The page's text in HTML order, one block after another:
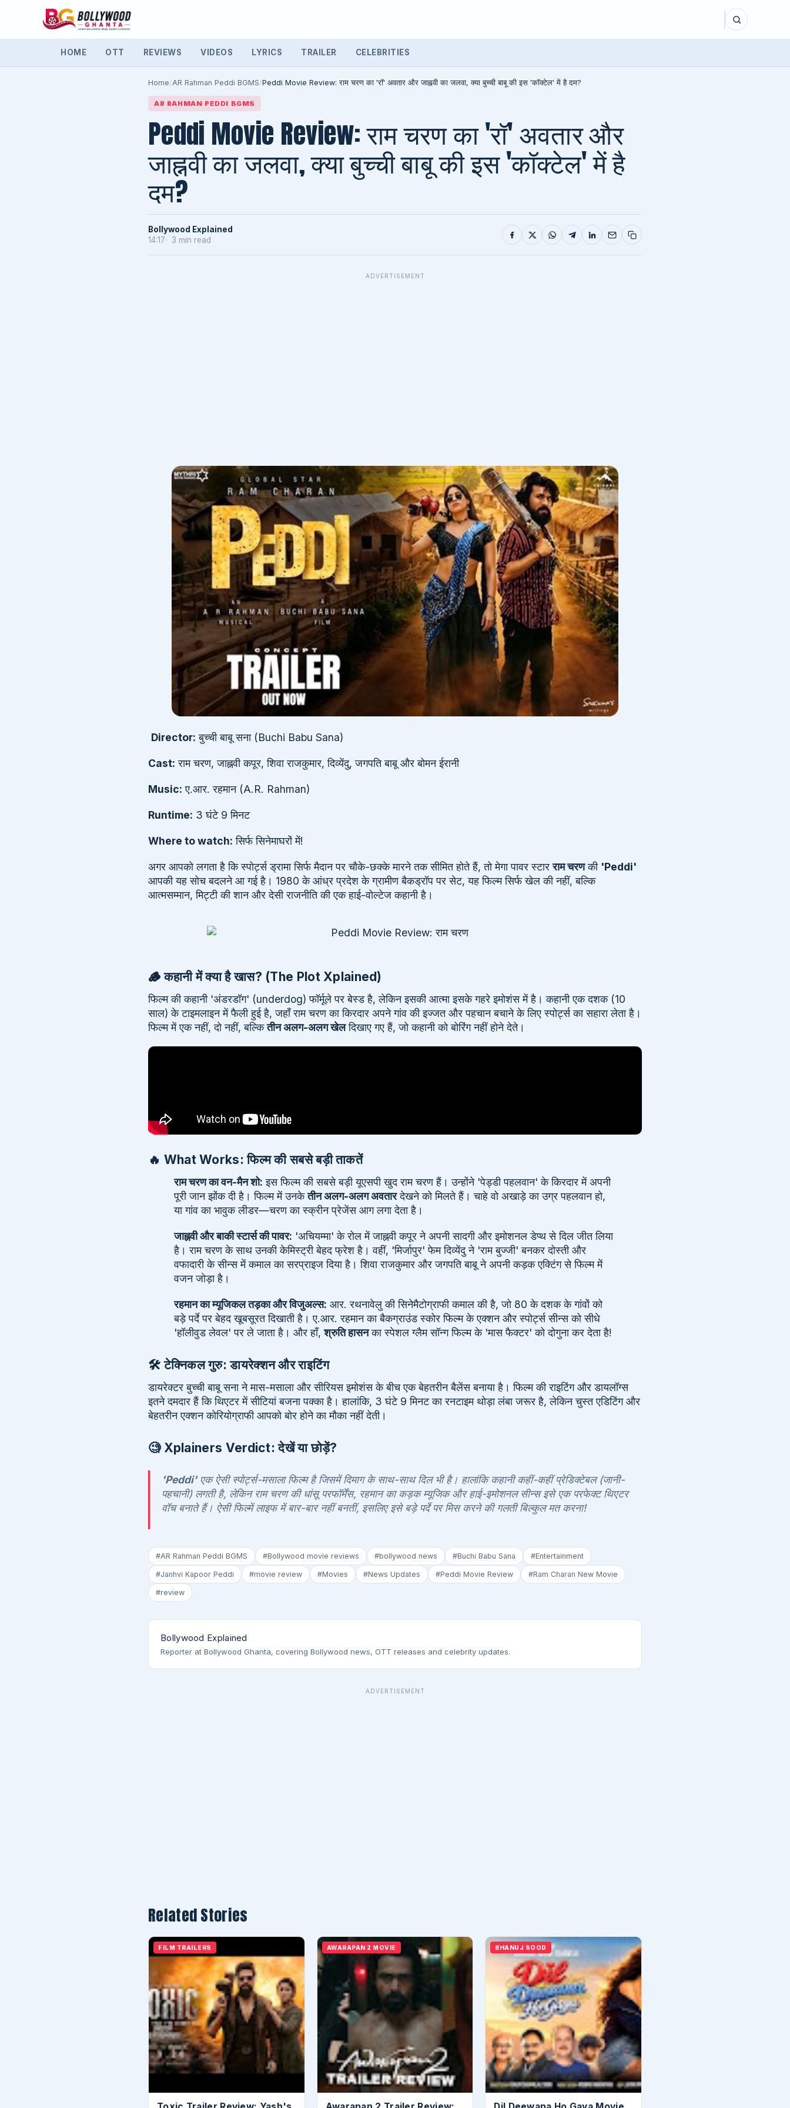
HOME OTT REVIEWS VIDEOS LYRICS TRAILER CELEBRITIES
Home/AR Rahman Peddi BGMS/Peddi Movie Review: राम चरण का 'रॉ' अवतार और जाह्नवी का जलवा, क्या बुच्ची बाबू की इस 'कॉक्टेल' में है दम?
AR RAHMAN PEDDI BGMS
Peddi Movie Review: राम चरण का 'रॉ' अवतार और
जाह्नवी का जलवा, क्या बुच्ची बाबू की इस 'कॉक्टेल' में है
दम?
Bollywood Explained
14:17
3 min read
ADVERTISEMENT
Director: बुच्ची बाबू सना (Buchi Babu Sana)
Cast: राम चरण, जाह्नवी कपूर, शिवा राजकुमार, दिव्येंदु, जगपति बाबू और बोमन ईरानी
Music: ए.आर. रहमान (A.R. Rahman)
Runtime: 3 घंटे 9 मिनट
Where to watch: सिर्फ सिनेमाघरों में!
अगर आपको लगता है कि स्पोर्ट्स ड्रामा सिर्फ मैदान पर चौके-छक्के मारने तक सीमित होते हैं, तो मेगा पावर स्टारराम चरणकी 'Peddi'
आपकी यह सोच बदलने आ गई है। 1980 के आंध्र प्रदेश के ग्रामीण बैकड्रॉप पर सेट, यह फिल्म सिर्फ खेल की नहीं, बल्कि
आत्मसम्मान, मिट्टी की शान और देसी राजनीति की एक हाई-वोल्टेज कहानी है।
🪵 कहानी में क्या है खास? (The Plot Xplained)
फिल्म की कहानी 'अंडरडॉग' (underdog) फॉर्मूले पर बेस्ड है, लेकिन इसकी आत्मा इसके गहरे इमोशंस में है। कहानी एक दशक (10
साल) के टाइमलाइन में फैली हुई है, जहाँ राम चरण का किरदार अपने गांव की इज्जत और पहचान बचाने के लिए स्पोर्ट्स का सहारा लेता है।
फिल्म में एक नहीं, दो नहीं, बल्कितीन अलग-अलग खेलदिखाए गए हैं, जो कहानी को बोरिंग नहीं होने देते।
🔥 What Works: फिल्म की सबसे बड़ी ताकतें
राम चरण का वन-मैन शो: इस फिल्म की सबसे बड़ी यूएसपी खुद राम चरण हैं। उन्होंने 'पेड्डी पहलवान' के किरदार में अपनी
पूरी जान झोंक दी है। फिल्म में उनकेतीन अलग-अलग अवतारदेखने को मिलते हैं। चाहे वो अखाड़े का उग्र पहलवान हो,
या गांव का भावुक लीडर—चरण का स्क्रीन प्रेजेंस आग लगा देता है।
जाह्नवी और बाकी स्टार्स की पावर: 'अचियम्मा' के रोल में जाह्नवी कपूर ने अपनी सादगी और इमोशनल डेप्थ से दिल जीत लिया
है। राम चरण के साथ उनकी केमिस्ट्री बेहद फ्रेश है। वहीं, 'मिर्जापुर' फेम दिव्येंदु ने 'राम बुज्जी' बनकर दोस्ती और
वफादारी के सीन्स में कमाल का सरप्राइज दिया है। शिवा राजकुमार और जगपति बाबू ने अपनी कड़क एक्टिंग से फिल्म में
वजन जोड़ा है।
रहमान का म्यूजिकल तड़का और विजुअल्स: आर. रथनावेलु की सिनेमैटोग्राफी कमाल की है, जो 80 के दशक के गांवों को
बड़े पर्दे पर बेहद खूबसूरत दिखाती है। ए.आर. रहमान का बैकग्राउंड स्कोर फिल्म के एक्शन और स्पोर्ट्स सीन्स को सीधे
'हॉलीवुड लेवल' पर ले जाता है। और हाँ,श्रुति हासनका स्पेशल ग्लैम सॉन्ग फिल्म के 'मास फैक्टर' को दोगुना कर देता है!
🛠️ टेक्निकल गुरु: डायरेक्शन और राइटिंग
डायरेक्टर बुच्ची बाबू सना ने मास-मसाला और सीरियस इमोशंस के बीच एक बेहतरीन बैलेंस बनाया है। फिल्म की राइटिंग और डायलॉग्स
इतने दमदार हैं कि थिएटर में सीटियां बजना पक्का है। हालांकि, 3 घंटे 9 मिनट का रनटाइम थोड़ा लंबा जरूर है, लेकिन चुस्त एडिटिंग और
बेहतरीन एक्शन कोरियोग्राफी आपको बोर होने का मौका नहीं देती।
🧐 Xplainers Verdict: देखें या छोड़ें?
'Peddi'एक ऐसी स्पोर्ट्स-मसाला फिल्म है जिसमें दिमाग के साथ-साथ दिल भी है। हालांकि कहानी कहीं-कहीं प्रेडिक्टेबल (जानी-
पहचानी) लगती है, लेकिन राम चरण की धांसू परफॉर्मेंस, रहमान का कड़क म्यूजिक और हाई-इमोशनल सीन्स इसे एक परफेक्ट थिएटर
वॉच बनाते हैं। ऐसी फिल्में लाइफ में बार-बार नहीं बनतीं, इसलिए इसे बड़े पर्दे पर मिस करने की गलती बिल्कुल मत करना!
#AR Rahman Peddi BGMS #Bollywood movie reviews #bollywood news #Buchi Babu Sana #Entertainment
#Janhvi Kapoor Peddi #movie review #Movies #News Updates #Peddi Movie Review #Ram Charan New Movie
#review
Bollywood Explained
Reporter at Bollywood Ghanta, covering Bollywood news, OTT releases and celebrity updates.
ADVERTISEMENT
Related Stories
FILM TRAILERS AWARAPAN 2 MOVIE BHANUJ SOOD